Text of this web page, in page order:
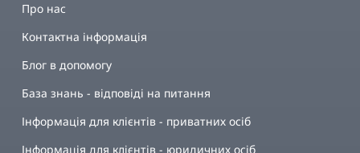
Про нас
Контактна інформація
Блог в допомогу
База знань - відповіді на питання
Інформація для клієнтів - приватних осіб
Інформація для клієнтів - юридичних осіб